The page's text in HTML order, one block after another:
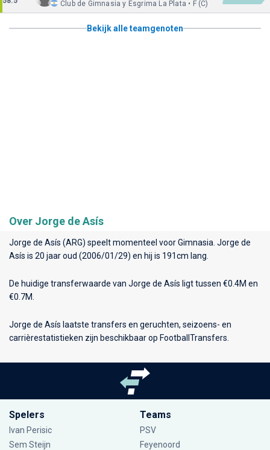
Club de Gimnasia y Esgrima La Plata • F (C)
Bekijk alle teamgenoten
Over Jorge de Asís
Jorge de Asís (ARG) speelt momenteel voorGimnasia . Jorge de
Asís is 20 jaar oud (2006/01/29) en hij is 191cm lang.
De huidige transferwaarde van Jorge de Asís ligt tussen €0.4M en
€0.7M.
Jorge de Asís laatste transfers en geruchten, seizoens- en
carrièrestatistieken zijn beschikbaar op FootballTransfers.
Spelers
Ivan Perisic
Sem Steijn
Teams
PSV
Feyenoord